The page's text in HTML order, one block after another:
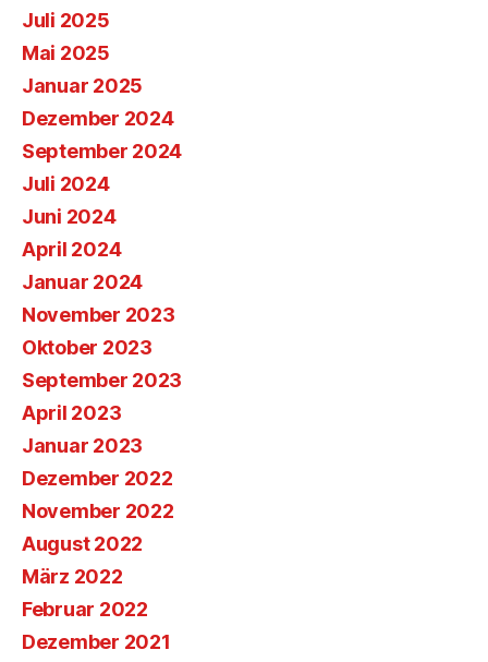
Juli 2025
Mai 2025
Januar 2025
Dezember 2024
September 2024
Juli 2024
Juni 2024
April 2024
Januar 2024
November 2023
Oktober 2023
September 2023
April 2023
Januar 2023
Dezember 2022
November 2022
August 2022
März 2022
Februar 2022
Dezember 2021